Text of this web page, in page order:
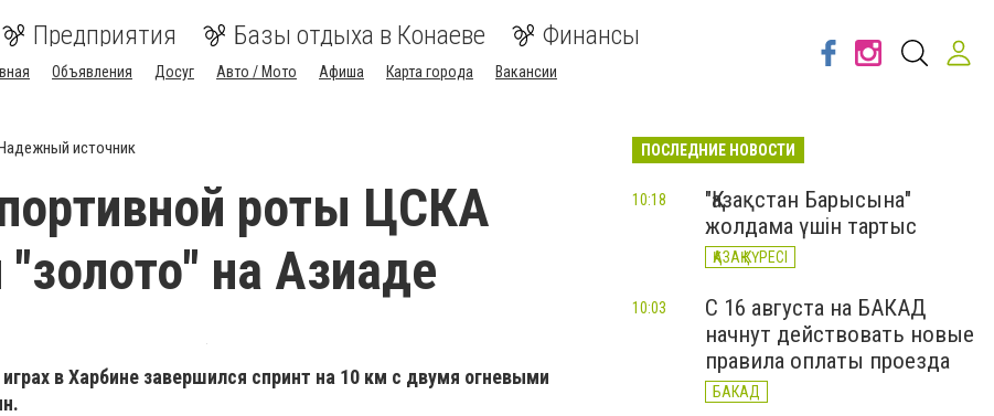
Предприятия Базы отдыха в Конаеве Финансы
Объявления Досуг Авто / Мото Афиша Карта города Вакансии
источник
роты ЦСКА
"золото" на Азиаде
в Харбине завершился спринт на 10 км с двумя огневыми
ПОСЛЕДНИЕ НОВОСТИ
"Қазақстан Барысына"
жолдама үшін тартыс
ҚАЗАҚ КҮРЕСІ
10:18
С 16 августа на БАКАД
начнут действовать новые
правила оплаты проезда
БАКАД
10:03